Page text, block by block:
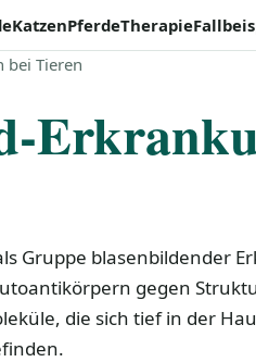
KatzenPferdeTherapie
bei Tieren
Gruppe blasenbildender
gegen
die sich tief in der